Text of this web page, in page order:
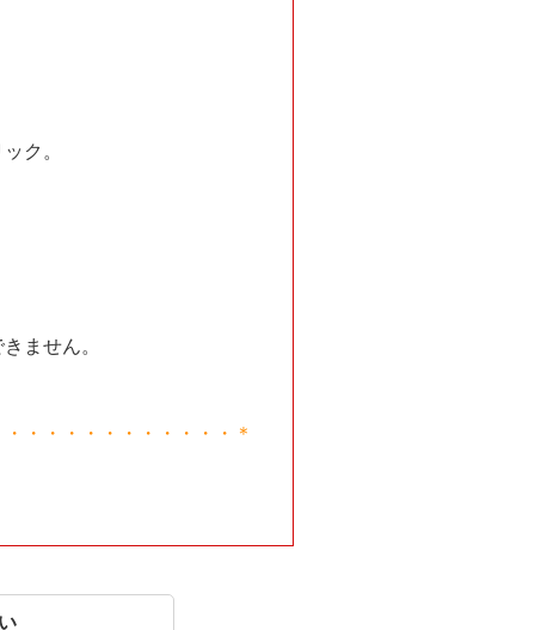
ク。
ません。
・・・・・・・・・・・＊